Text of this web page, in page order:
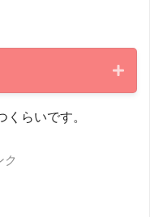
節約
らいです。
ク